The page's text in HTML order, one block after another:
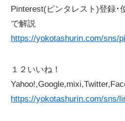
Pinterest(ピンタレスト)登録･
で解説
https://yokotashurin.com/sns/
１２いいね！
https://yokotashurin.com/sns/